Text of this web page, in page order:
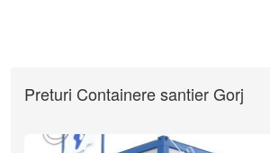
Preturi Containere santier Gorj